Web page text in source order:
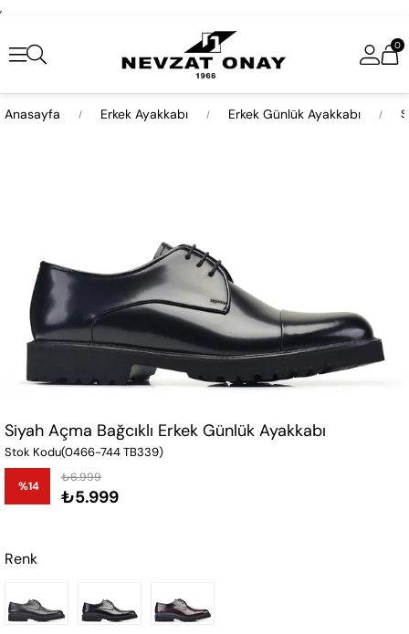
,
0
Anasayfa Erkek Ayakkabı Erkek Günlük Ayakkabı
Siyah Açma Bağcıklı Erkek Günlük Ayakkabı
Stok Kodu(0466-744 TB339)
%14
İndirim
₺6.999
₺5.999
Renk